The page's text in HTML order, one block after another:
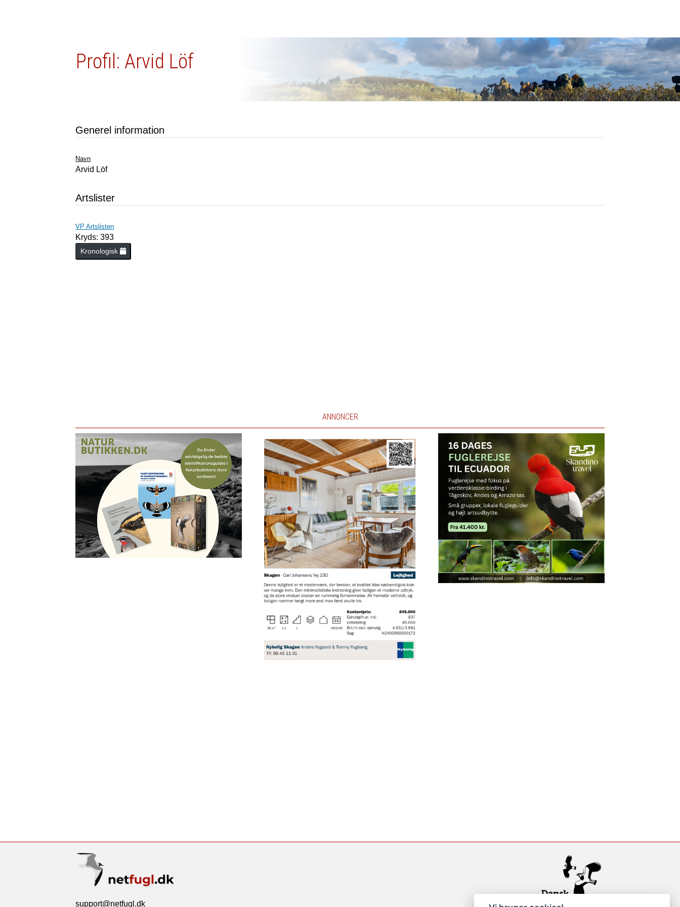
Profil: Arvid Löf
Generel information
Navn
Arvid Löf
Artslister
VP Artslisten
Kryds: 393
Kronologisk
ANNONCER
support@netfugl.dk